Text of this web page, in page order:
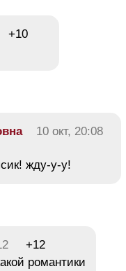
+10
10 окт, 20:08
жду-у-у!
+12
романтики